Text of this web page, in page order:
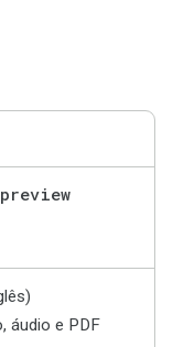
áudio e PDF